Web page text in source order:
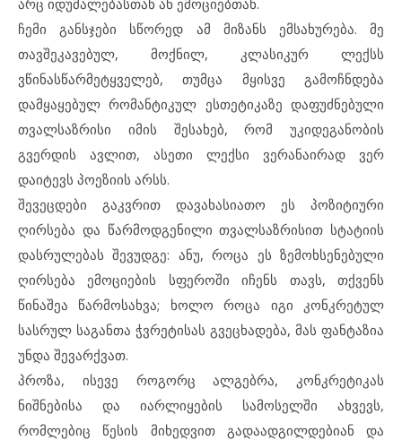
არც იდუმალებასთან ან ემოციებთან.
ჩემი განსჯები სწორედ ამ მიზანს ემსახურება. მე
თავშეკავებულ, მოქნილ, კლასიკურ ლექსს
ვწინასწარმეტყველებ, თუმცა მყისვე გამოჩნდება
დამყაყებულ რომანტიკულ ესთეტიკაზე დაფუძნებული
თვალსაზრისი იმის შესახებ, რომ უკიდეგანობის
გვერდის ავლით, ასეთი ლექსი ვერანაირად ვერ
დაიტევს პოეზიის არსს.
შევეცდები გაკვრით დავახასიათო ეს პოზიტიური
ღირსება და წარმოდგენილი თვალსაზრისით სტატიის
დასრულებას შევუდგე: ანუ, როცა ეს ზემოხსენებული
ღირსება ემოციების სფეროში იჩენს თავს, თქვენს
წინაშეა წარმოსახვა; ხოლო როცა იგი კონკრეტულ
სასრულ საგანთა ჭვრეტისას გვეცხადება, მას ფანტაზია
უნდა შევარქვათ.
პროზა, ისევე როგორც ალგებრა, კონკრეტიკას
ნიშნებისა და იარლიყების სამოსელში ახვევს,
რომლებიც წესის მიხედვით გადაადგილდებიან და